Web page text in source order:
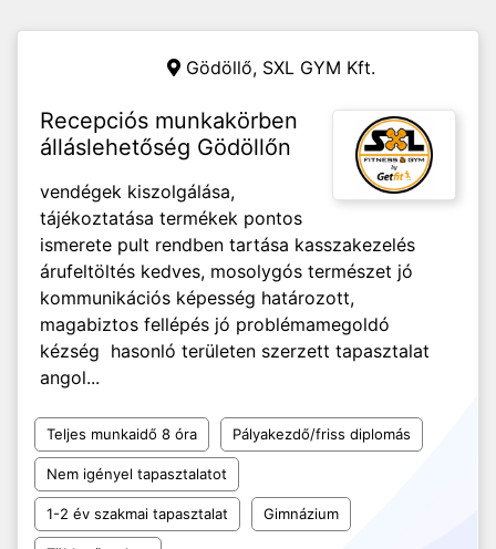
Gödöllő, SXL GYM Kft.
Recepciós munkakörben
álláslehetőség Gödöllőn
vendégek kiszolgálása,
tájékoztatása termékek pontos
ismerete pult rendben tartása kasszakezelés
árufeltöltés kedves, mosolygós természet jó
kommunikációs képesség határozott,
magabiztos fellépés jó problémamegoldó
kézség hasonló területen szerzett tapasztalat
angol...
Teljes munkaidő 8 óra Pályakezdő/friss diplomás
Nem igényel tapasztalatot
1-2 év szakmai tapasztalat Gimnázium